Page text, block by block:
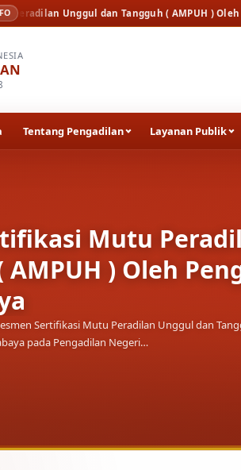
Tangguh ( AMPUH ) Oleh Pengadilan Tinggi
Tentang Pengadilan Layanan Publik
Mutu
) Oleh
Sertifikasi Mutu Peradilan Unggul dan
pada Pengadilan Negeri…